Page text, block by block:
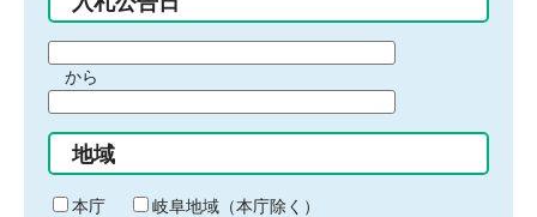
間
始
り
から
間
終
わ
地域
本庁
岐阜地域（本庁除く）